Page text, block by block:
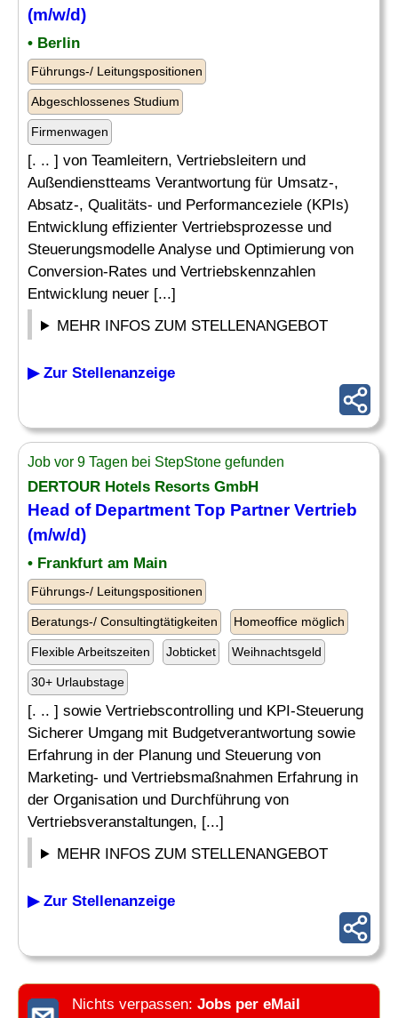
(m/w/d)
• Berlin
Führungs-/ Leitungspositionen
Abgeschlossenes Studium
Firmenwagen
[. .. ] von Teamleitern, Vertriebsleitern und
Außendienstteams Verantwortung für Umsatz-,
Absatz-, Qualitäts- und Performanceziele (KPIs)
Entwicklung effizienter Vertriebsprozesse und
Steuerungsmodelle Analyse und Optimierung von
Conversion-Rates und Vertriebskennzahlen
Entwicklung neuer [...]
MEHR INFOS ZUM STELLENANGEBOT
▶ Zur Stellenanzeige
Job vor 9 Tagen bei StepStone gefunden
DERTOUR Hotels Resorts GmbH
Head of Department Top Partner Vertrieb
(m/w/d)
• Frankfurt am Main
Führungs-/ Leitungspositionen
Beratungs-/ Consultingtätigkeiten Homeoffice möglich
Flexible Arbeitszeiten Jobticket Weihnachtsgeld
30+ Urlaubstage
[. .. ] sowie Vertriebscontrolling und KPI-Steuerung
Sicherer Umgang mit Budgetverantwortung sowie
Erfahrung in der Planung und Steuerung von
Marketing- und Vertriebsmaßnahmen Erfahrung in
der Organisation und Durchführung von
Vertriebsveranstaltungen, [...]
MEHR INFOS ZUM STELLENANGEBOT
▶ Zur Stellenanzeige
Nichts verpassen: Jobs per eMail